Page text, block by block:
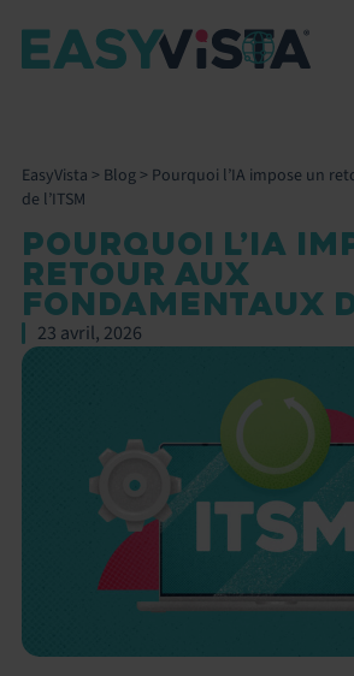
EasyVista > Blog> Pourquoi l’IA impose un
de l’ITSM
POURQUOI L’IA
RETOUR AUX
FONDAMENTAUX
23 avril, 2026